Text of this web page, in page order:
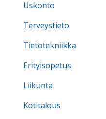
Uskonto
Terveystieto
Tietotekniikka
Erityisopetus
Liikunta
Kotitalous